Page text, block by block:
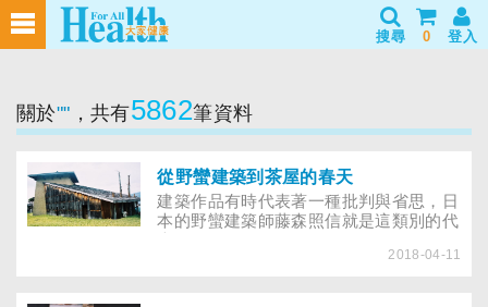
搜尋 0 登入
關於"" ，共有5862筆資料
從野蠻建築到茶屋的春天
建築作品有時代表著一種批判與省思，日
本的野蠻建築師藤森照信就是這類別的代
2018-04-11